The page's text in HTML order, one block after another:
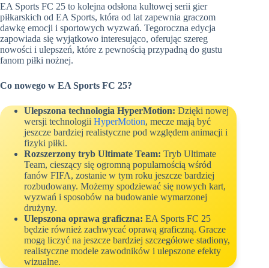
EA Sports FC 25 to kolejna odsłona kultowej serii gier
piłkarskich od EA Sports, która od lat zapewnia graczom
dawkę emocji i sportowych wyzwań. Tegoroczna edycja
zapowiada się wyjątkowo interesująco, oferując szereg
nowości i ulepszeń, które z pewnością przypadną do gustu
fanom piłki nożnej.
Co nowego w EA Sports FC 25?
Ulepszona technologia HyperMotion: Dzięki nowej
wersji technologii HyperMotion, mecze mają być
jeszcze bardziej realistyczne pod względem animacji i
fizyki piłki.
Rozszerzony tryb Ultimate Team: Tryb Ultimate
Team, cieszący się ogromną popularnością wśród
fanów FIFA, zostanie w tym roku jeszcze bardziej
rozbudowany. Możemy spodziewać się nowych kart,
wyzwań i sposobów na budowanie wymarzonej
drużyny.
Ulepszona oprawa graficzna: EA Sports FC 25
będzie również zachwycać oprawą graficzną. Gracze
mogą liczyć na jeszcze bardziej szczegółowe stadiony,
realistyczne modele zawodników i ulepszone efekty
wizualne.